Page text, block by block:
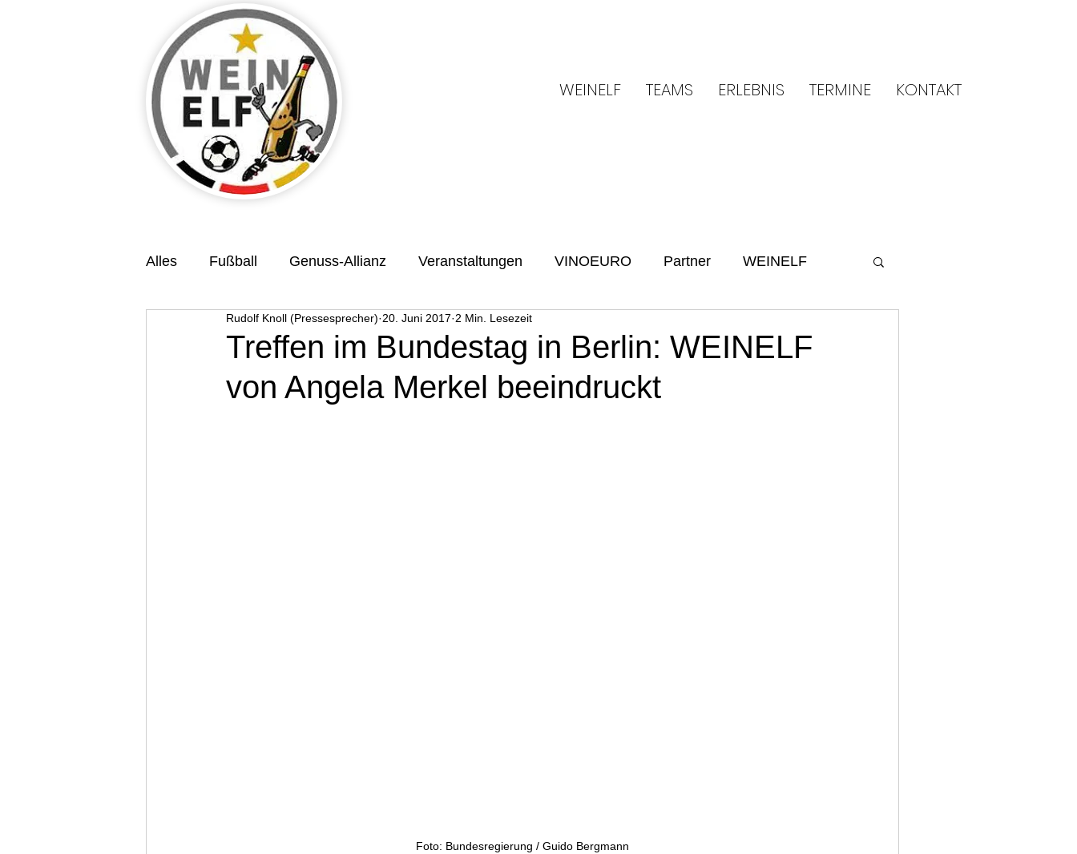
WEINELF TEAMS ERLEBNIS TERMINE KONTAKT
Alles Fußball Genuss-Allianz Veranstaltungen VINOEURO Partner WEINELF
Veranstaltungsvorschau Benefiz Spielvorschau
Treffen im Bundestag in Berlin: WEINELF
von Angela Merkel beeindruckt
Rudolf Knoll (Pressesprecher) 20. Juni 2017 2 Min. Lesezeit
Foto: Bundesregierung / Guido Bergmann